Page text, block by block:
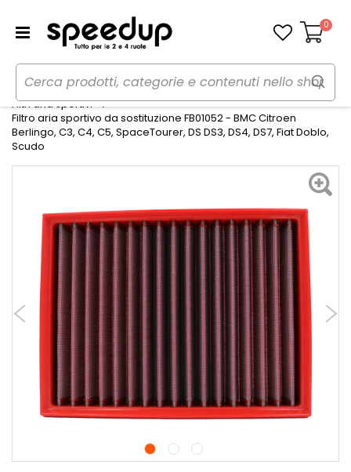
Carrello
0
Home Auto
Preparazioni sportive auto
Filtri aria sportivi
Filtro aria sportivo da sostituzione FB01052 - BMC Citroen
Berlingo, C3, C4, C5, SpaceTourer, DS DS3, DS4, DS7, Fiat Doblo,
Scudo